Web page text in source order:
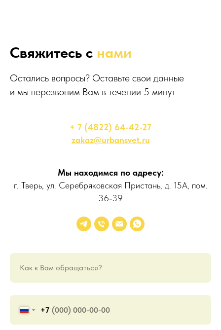
Свяжитесь с нами
Остались вопросы? Оставьте свои данные
и мы перезвоним Вам в течении 5 минут
+ 7 (4822) 64-42-27
zakaz@urbansvet.ru
Мы находимся по адресу:
г. Тверь, ул. Серебряковская Пристань, д. 15А, пом.
36-39
Как к Вам обращаться?
+7